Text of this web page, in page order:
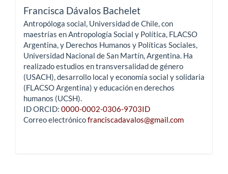
Francisca Dávalos Bachelet
Antropóloga social, Universidad de Chile, con
maestrías en Antropología Social y Política, FLACSO
Argentina, y Derechos Humanos y Políticas Sociales,
Universidad Nacional de San Martín, Argentina. Ha
realizado estudios en transversalidad de género
(USACH), desarrollo local y economía social y solidaria
(FLACSO Argentina) y educación en derechos
humanos (UCSH).
ID ORCID: 0000-0002-0306-9703ID
Correo electrónicofranciscadavalos@gmail.com